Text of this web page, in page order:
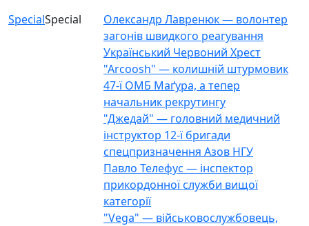
SpecialSpecial
Олександр Лавренюк — волонтер
загонів швидкого реагування
Український Червоний Хрест
"Arcoosh" — колишній штурмовик
47-ї ОМБ Маґура, а тепер
начальник рекрутингу
"Джедай" — головний медичний
інструктор 12-ї бригади
спецпризначення Азов НГУ
Павло Телефус — інспектор
прикордонної служби вищої
категорії
"Vega" — військовослужбовець,